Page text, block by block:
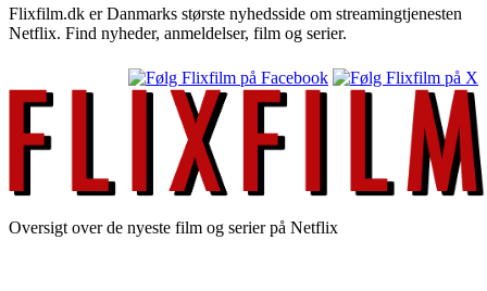
Flixfilm.dk er Danmarks største nyhedsside om streamingtjenesten
Netflix. Find nyheder, anmeldelser, film og serier.
Oversigt over de nyeste film og serier på Netflix